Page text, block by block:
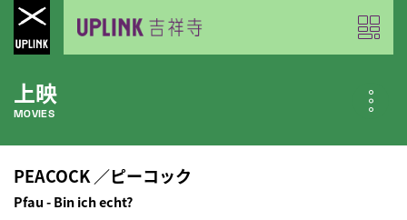
上映
MOVIES
公開中の作品
PEACOCK ／ピーコック
Pfau - Bin ich echt?